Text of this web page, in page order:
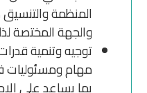
المنظمة والتنسيق
والجهة المختصة
توجيه وتنمية
مهام ومسئوليات
بما يساعد على